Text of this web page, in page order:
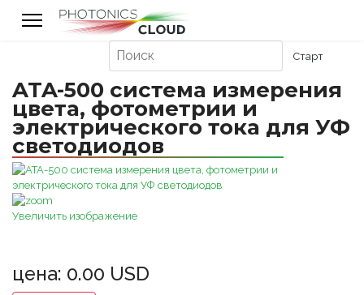
ATA-500 система измерения
цвета, фотометрии и
электрического тока для УФ
светодиодов
Увеличить изображение
цена: 0.00 USD